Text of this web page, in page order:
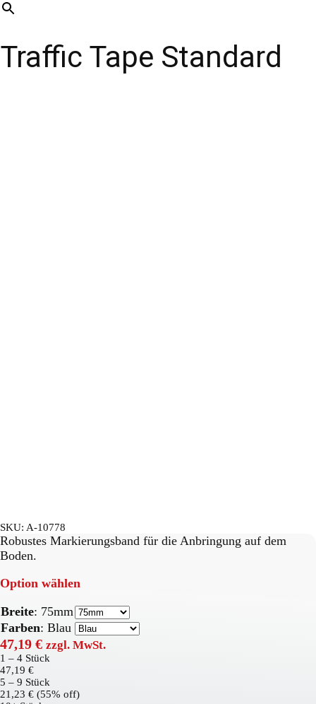
Traffic Tape Standard
SKU: A-10778
Robustes Markierungsband für die Anbringung auf dem
Boden.
Option wählen
Breite: 75mm
Farben: Blau
47,19 € zzgl. MwSt.
1 – 4 Stück
47,19 €
5 – 9 Stück
21,23 € (55% off)